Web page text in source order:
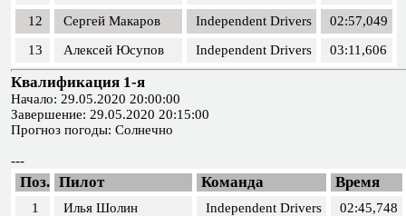
12
Сергей Макаров Independent Drivers
02:57,049
13
Алексей Юсупов Independent Drivers 03:11,606
Квалификация 1-я
Начало: 29.05.2020 20:00:00
Завершение: 29.05.2020 20:15:00
Прогноз погоды: Солнечно
---
Поз. Пилот Команда Время
1 Илья Шолин Independent Drivers
02:45,748